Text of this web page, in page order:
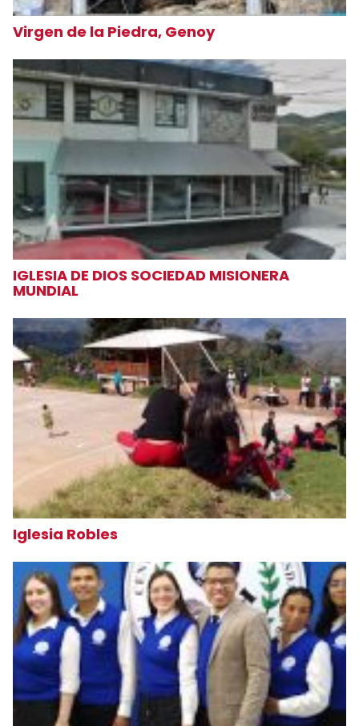
Virgen de la Piedra, Genoy
IGLESIA DE DIOS SOCIEDAD MISIONERA
MUNDIAL
Iglesia Robles